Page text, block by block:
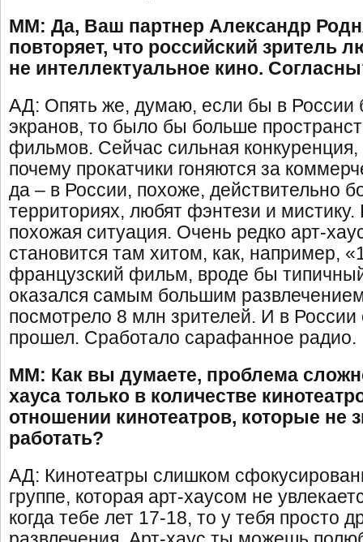
ММ: Да, Ваш партнер Александр
повторяет, что российский зритель
не интеллектуальное кино.
АД: Опять же, думаю, если бы в России
экранов, то было бы больше
фильмов. Сейчас сильная конкуренция,
почему прокатчики гоняются за
да – в России, похоже, действительно
территориях, любят фэнтези и
похожая ситуация. Очень редко арт-
становится там хитом, как, например,
французский фильм, вроде бы
оказался самым большим
посмотрело 8 млн зрителей. И в
прошел. Сработало сарафанное радио.
ММ: Как вы думаете, проблема
хауса только в количестве
отношении кинотеатров, которые не
работать?
АД: Кинотеатры слишком
группе, которая арт-хаусом не
когда тебе лет 17-18, то у тебя просто